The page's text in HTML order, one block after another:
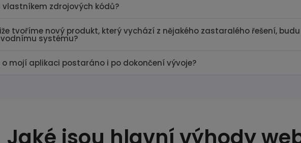
vlastníkem zdrojových kódů?
tvoříme nový produkt, který vychází z nějakého zastaralého řešení,
systému?
o mojí aplikaci postaráno i po dokončení vývoje?